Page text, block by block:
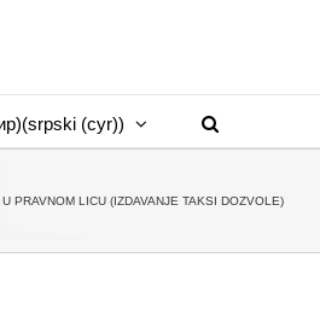
(srpski (cyr))
PRAVNOM LICU (IZDAVANJE TAKSI DOZVOLE)